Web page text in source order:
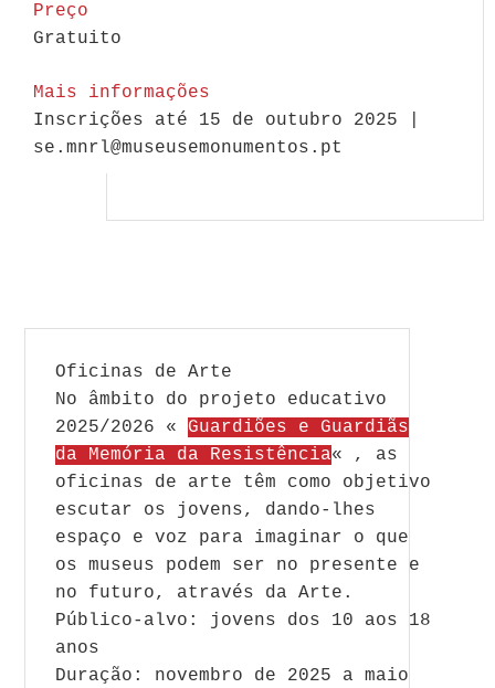
Preço
Gratuito
Mais informações
Inscrições até 15 de outubro 2025 |
se.mnrl@museusemonumentos.pt
Oficinas de Arte
No âmbito do projeto educativo
2025/2026 « Guardiões e Guardiãs
da Memória da Resistência« , as
oficinas de arte têm como objetivo
escutar os jovens, dando-lhes
espaço e voz para imaginar o que
os museus podem ser no presente e
no futuro, através da Arte.
Público-alvo: jovens dos 10 aos 18
anos
Duração: novembro de 2025 a maio